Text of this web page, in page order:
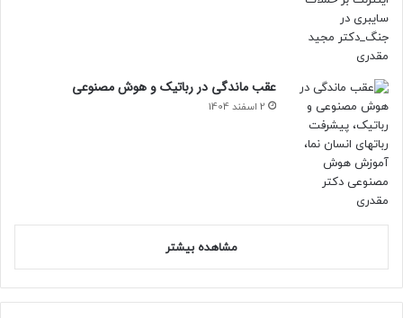
عقب ماندگی در رباتیک و هوش مصنوعی
2 اسفند 1404
مشاهده بیشتر